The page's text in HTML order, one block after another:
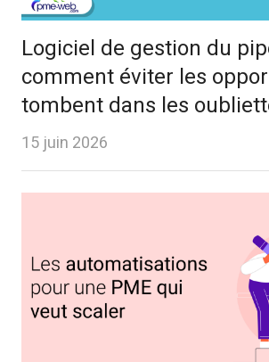
Logiciel de gestion du
comment éviter les
tombent dans les
15 juin 2026